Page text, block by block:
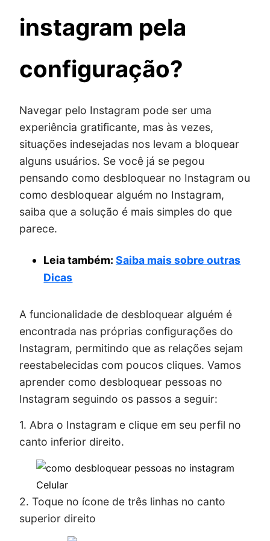
instagram pela
configuração?
Navegar pelo Instagram pode ser uma
experiência gratificante, mas às vezes,
situações indesejadas nos levam a bloquear
alguns usuários. Se você já se pegou
pensando como desbloquear no Instagram ou
como desbloquear alguém no Instagram,
saiba que a solução é mais simples do que
parece.
Leia também:Saiba mais sobre outras
Dicas
A funcionalidade de desbloquear alguém é
encontrada nas próprias configurações do
Instagram, permitindo que as relações sejam
reestabelecidas com poucos cliques. Vamos
aprender como desbloquear pessoas no
Instagram seguindo os passos a seguir:
1. Abra o Instagram e clique em seu perfil no
canto inferior direito.
Celular
2. Toque no ícone de três linhas no canto
superior direito